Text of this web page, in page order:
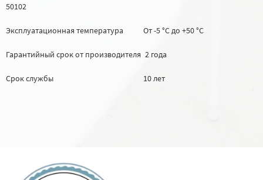
50102
Эксплуатационная температура От -5 °C до +50 °C
Гарантийный срок от производителя 2 года
Срок службы 10 лет